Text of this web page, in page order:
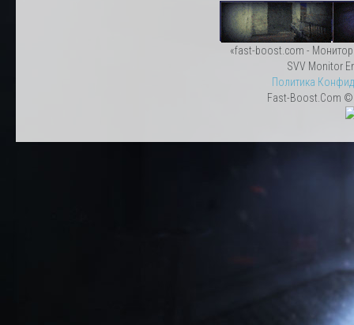
«fast-boost.com -
SVV Monitor
Политика
Fast-Boost.Com